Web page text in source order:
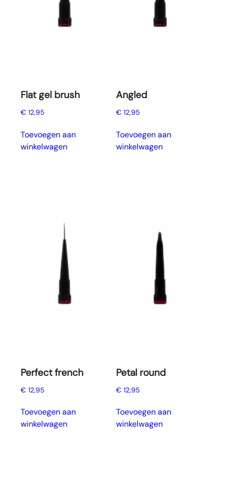
Flat gel brush
€ 12,95
Toevoegen aan
winkelwagen
Angled
€ 12,95
Toevoegen aan
winkelwagen
Perfect french
€ 12,95
Toevoegen aan
winkelwagen
Petal round
€ 12,95
Toevoegen aan
winkelwagen